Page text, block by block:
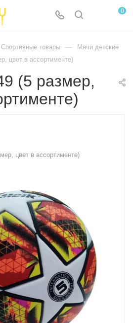
0
Спортивные товары — Мячи детские
цвет в ассортименте)
(5 размер,
цвет в ассортименте)